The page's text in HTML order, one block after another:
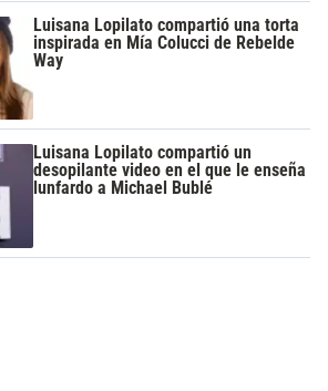
Luisana Lopilato compartió una torta
inspirada en Mía Colucci de Rebelde
Way
Luisana Lopilato compartió un
desopilante video en el que le enseña
lunfardo a Michael Bublé